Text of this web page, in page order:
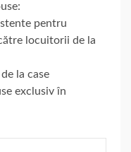
pentru
locuitorii de la
la case
exclusiv în